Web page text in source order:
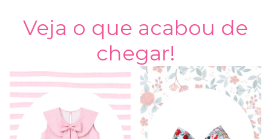
Veja o que acabou de
chegar!